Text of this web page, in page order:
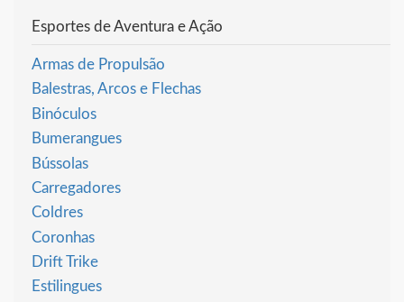
Esportes de Aventura e Ação
Armas de Propulsão
Balestras, Arcos e Flechas
Binóculos
Bumerangues
Bússolas
Carregadores
Coldres
Coronhas
Drift Trike
Estilingues